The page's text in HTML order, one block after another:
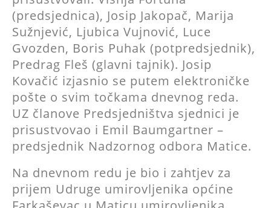
(predsjednica), Josip Jakopač, Marija
Sužnjević, Ljubica Vujnović, Luce
Gvozden, Boris Puhak (potpredsjednik),
Predrag Fleš (glavni tajnik). Josip
Kovačić izjasnio se putem elektroničke
pošte o svim točkama dnevnog reda.
UZ članove Predsjedništva sjednici je
prisustvovao i Emil Baumgartner –
predsjednik Nadzornog odbora Matice.
Na dnevnom redu je bio i zahtjev za
prijem Udruge umirovljenika općine